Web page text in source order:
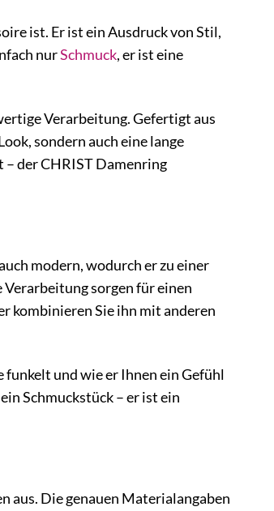
ist. Er ist ein Ausdruck von Stil,
nurSchmuck, er ist eine
Verarbeitung. Gefertigt aus
sondern auch eine lange
– der CHRIST Damenring
modern, wodurch er zu einer
sorgen für einen
kombinieren Sie ihn mit anderen
funkelt und wie er Ihnen ein Gefühl
Schmuckstück – er ist ein
aus. Die genauen Materialangaben